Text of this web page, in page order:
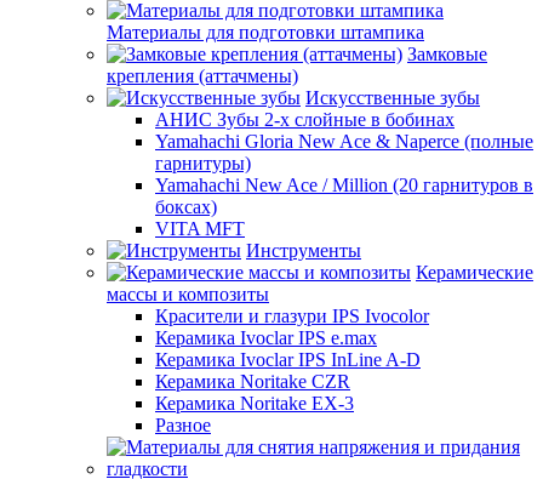
Материалы для подготовки штампика
Замковые
крепления (аттачмены)
Искусственные зубы
АНИС Зубы 2-х слойные в бобинах
Yamahachi Gloria New Ace & Naperce (полные
гарнитуры)
Yamahachi New Ace / Million (20 гарнитуров в
боксах)
VITA MFT
Инструменты
Керамические
массы и композиты
Красители и глазури IPS Ivocolor
Керамика Ivoclar IPS e.max
Керамика Ivoclar IPS InLine A-D
Керамика Noritake CZR
Керамика Noritake EX-3
Разное